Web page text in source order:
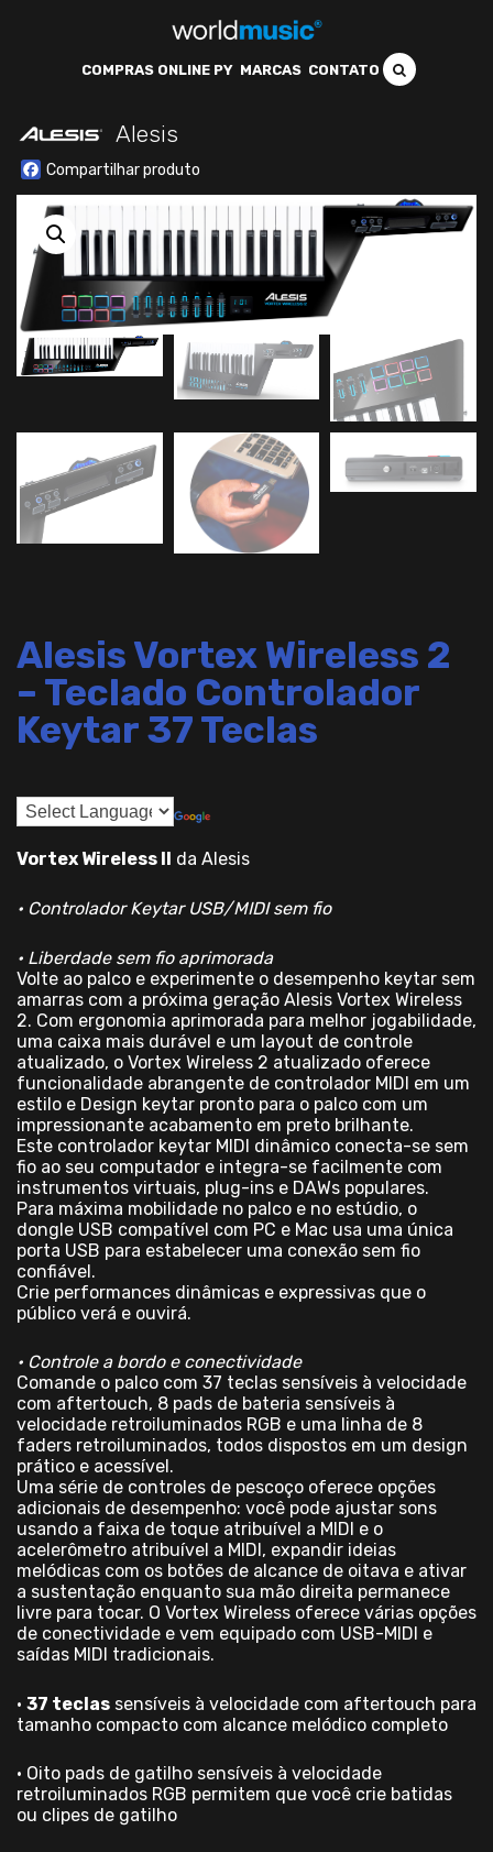
COMPRAS ONLINE PY MARCAS CONTATO
Alesis
Facebook
Alesis Vortex Wireless 2
– Teclado Controlador
Keytar 37 Teclas
Vortex Wireless II da Alesis
• Controlador Keytar USB/MIDI sem fio
• Liberdade sem fio aprimorada
Volte ao palco e experimente o desempenho keytar sem
amarras com a próxima geração Alesis Vortex Wireless
2. Com ergonomia aprimorada para melhor jogabilidade,
uma caixa mais durável e um layout de controle
atualizado, o Vortex Wireless 2 atualizado oferece
funcionalidade abrangente de controlador MIDI em um
estilo e Design keytar pronto para o palco com um
impressionante acabamento em preto brilhante.
Este controlador keytar MIDI dinâmico conecta-se sem
fio ao seu computador e integra-se facilmente com
instrumentos virtuais, plug-ins e DAWs populares.
Para máxima mobilidade no palco e no estúdio, o
dongle USB compatível com PC e Mac usa uma única
porta USB para estabelecer uma conexão sem fio
confiável.
Crie performances dinâmicas e expressivas que o
público verá e ouvirá.
• Controle a bordo e conectividade
Comande o palco com 37 teclas sensíveis à velocidade
com aftertouch, 8 pads de bateria sensíveis à
velocidade retroiluminados RGB e uma linha de 8
faders retroiluminados, todos dispostos em um design
prático e acessível.
Uma série de controles de pescoço oferece opções
adicionais de desempenho: você pode ajustar sons
usando a faixa de toque atribuível a MIDI e o
acelerômetro atribuível a MIDI, expandir ideias
melódicas com os botões de alcance de oitava e ativar
a sustentação enquanto sua mão direita permanece
livre para tocar. O Vortex Wireless oferece várias opções
de conectividade e vem equipado com USB-MIDI e
saídas MIDI tradicionais.
• 37 teclas sensíveis à velocidade com aftertouch para
tamanho compacto com alcance melódico completo
• Oito pads de gatilho sensíveis à velocidade
retroiluminados RGB permitem que você crie batidas
ou clipes de gatilho